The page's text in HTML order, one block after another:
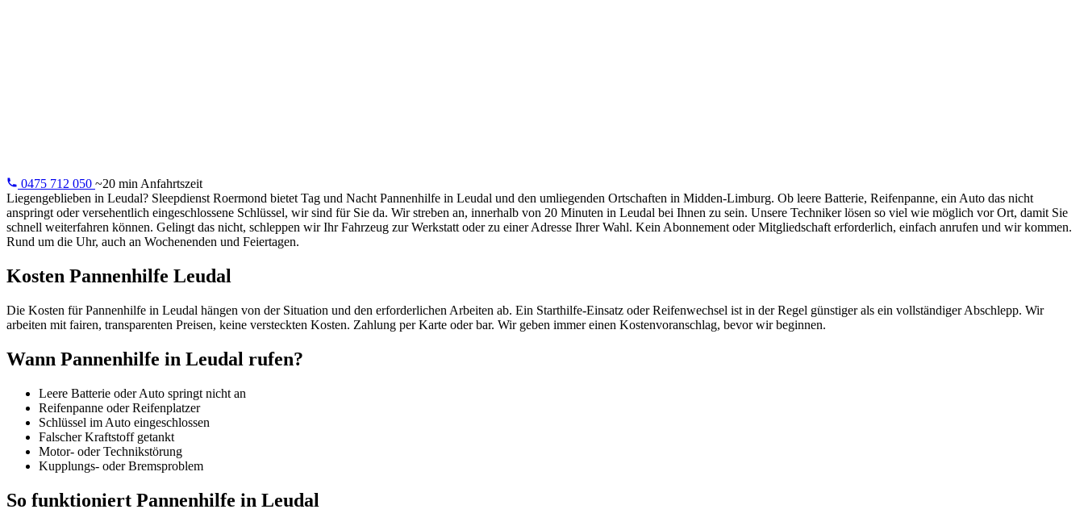
0475 712 050 ~20 min Anfahrtszeit
Liegengeblieben in Leudal? Sleepdienst Roermond bietet Tag und Nacht Pannenhilfe in Leudal und den umliegenden Ortschaften in Midden-Limburg. Ob leere Batterie, Reifenpanne, ein Auto das nicht
anspringt oder versehentlich eingeschlossene Schlüssel, wir sind für Sie da. Wir streben an, innerhalb von 20 Minuten in Leudal bei Ihnen zu sein. Unsere Techniker lösen so viel wie möglich vor Ort, damit Sie
schnell weiterfahren können. Gelingt das nicht, schleppen wir Ihr Fahrzeug zur Werkstatt oder zu einer Adresse Ihrer Wahl. Kein Abonnement oder Mitgliedschaft erforderlich, einfach anrufen und wir kommen.
Rund um die Uhr, auch an Wochenenden und Feiertagen.
Kosten Pannenhilfe Leudal
Die Kosten für Pannenhilfe in Leudal hängen von der Situation und den erforderlichen Arbeiten ab. Ein Starthilfe-Einsatz oder Reifenwechsel ist in der Regel günstiger als ein vollständiger Abschlepp. Wir
arbeiten mit fairen, transparenten Preisen, keine versteckten Kosten. Zahlung per Karte oder bar. Wir geben immer einen Kostenvoranschlag, bevor wir beginnen.
Wann Pannenhilfe in Leudal rufen?
Leere Batterie oder Auto springt nicht an
Reifenpanne oder Reifenplatzer
Schlüssel im Auto eingeschlossen
Falscher Kraftstoff getankt
Motor- oder Technikstörung
Kupplungs- oder Bremsproblem
So funktioniert Pannenhilfe in Leudal